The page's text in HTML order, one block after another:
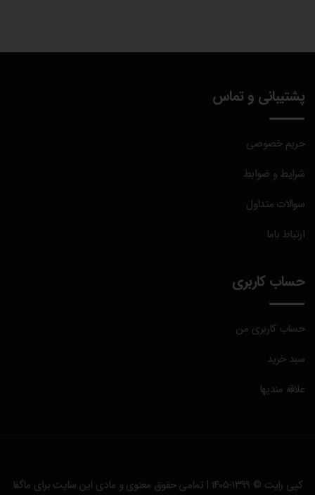
پشتیبانی و تماس
حریم خصوصی
شرایط و ضوابط
سوالات متداول
ارتباط باما
حساب کاربری
حساب کاربری من
سبد خرید
علاقه مندیها
کپی رایت © ۱۳۹۹-۱۴۰۵ | تمامی حقوق معنوی و مادی این سایت برای
ماگفا